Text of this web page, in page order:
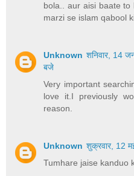
bola.. aur aisi baate
marzi se islam qabool
Unknown शनिवार, 14
बजे
Very important
love it.I previously
reason.
Unknown शुक्रवार, 12
Tumhare jaise kanduo